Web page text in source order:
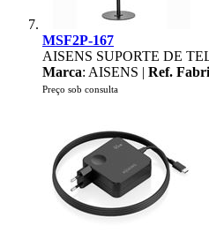
MSF2P-167
AISENS SUPORTE DE
Marca: AISENS | Ref.
Preço sob consulta